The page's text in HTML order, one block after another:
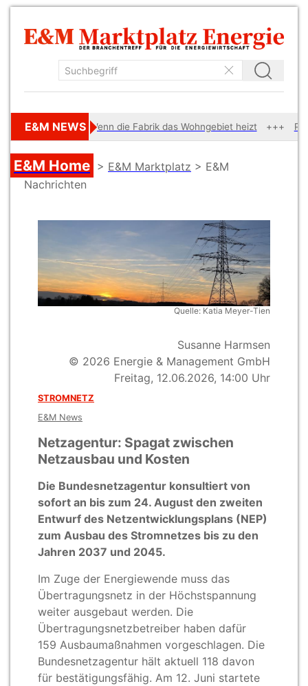
E&M NEWSWenn die Fabrik das Wohngebiet heizt Private
E&M Home > E&M Marktplatz > E&M
Nachrichten
Quelle: Katia Meyer-Tien
Susanne Harmsen
© 2026 Energie & Management GmbH
Freitag, 12.06.2026, 14:00 Uhr
STROMNETZ
E&M News
Netzagentur: Spagat zwischen
Netzausbau und Kosten
Die Bundesnetzagentur konsultiert von
sofort an bis zum 24. August den zweiten
Entwurf des Netzentwicklungsplans (NEP)
zum Ausbau des Stromnetzes bis zu den
Jahren 2037 und 2045.
Im Zuge der Energiewende muss das
Übertragungsnetz in der Höchstspannung
weiter ausgebaut werden. Die
Übertragungsnetzbetreiber haben dafür
159 Ausbaumaßnahmen vorgeschlagen. Die
Bundesnetzagentur hält aktuell 118 davon
für bestätigungsfähig. Am 12. Juni startete